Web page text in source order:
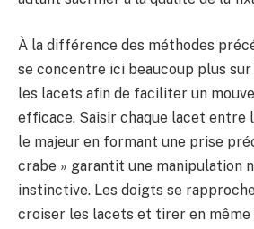
À la différence des méthodes
se concentre ici beaucoup plus
les lacets afin de faciliter un
efficace. Saisir chaque lacet entre
le majeur en formant une prise
crabe » garantit une manipulation
instinctive. Les doigts se
croiser les lacets et tirer en même